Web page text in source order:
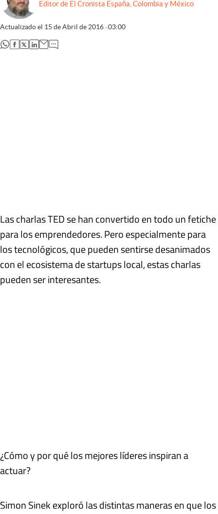
Editor de El Cronista España, Colombia y México
Actualizado el 15 de Abril de 2016 03:00
abre en nueva pestaña
abre en nueva pestaña
abre en nueva pestaña
abre en nueva pestaña
Las charlas TED se han convertido en todo un fetiche
para los emprendedores. Pero especialmente para
los tecnológicos, que pueden sentirse desanimados
con el ecosistema de startups local, estas charlas
pueden ser interesantes.
¿Cómo y por qué los mejores líderes inspiran a
actuar?
Simon Sinek exploró las distintas maneras en que los